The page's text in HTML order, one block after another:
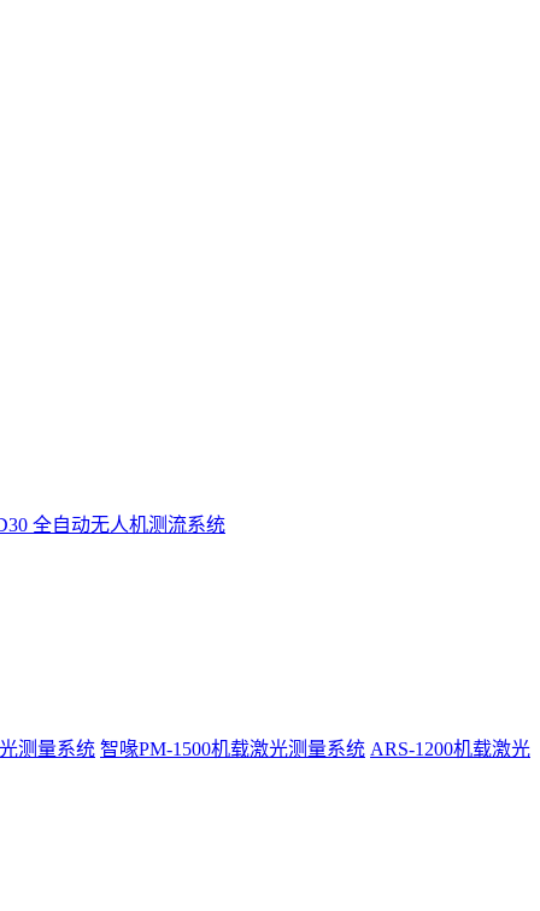
全自动无人机测流系统
测量系统 智喙PM-1500机载激光测量系统 ARS-1200机载激光